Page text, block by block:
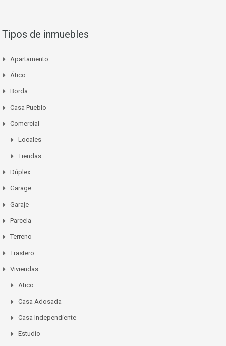
Tipos de inmuebles
Apartamento
Ático
Borda
Casa Pueblo
Comercial
Locales
Tiendas
Dúplex
Garage
Garaje
Parcela
Terreno
Trastero
Viviendas
Atico
Casa Adosada
Casa Independiente
Estudio